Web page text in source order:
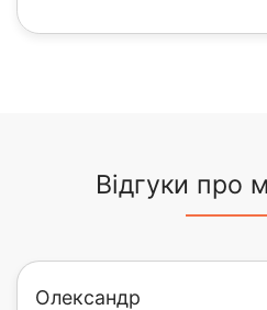
Відгуки про
Олександр